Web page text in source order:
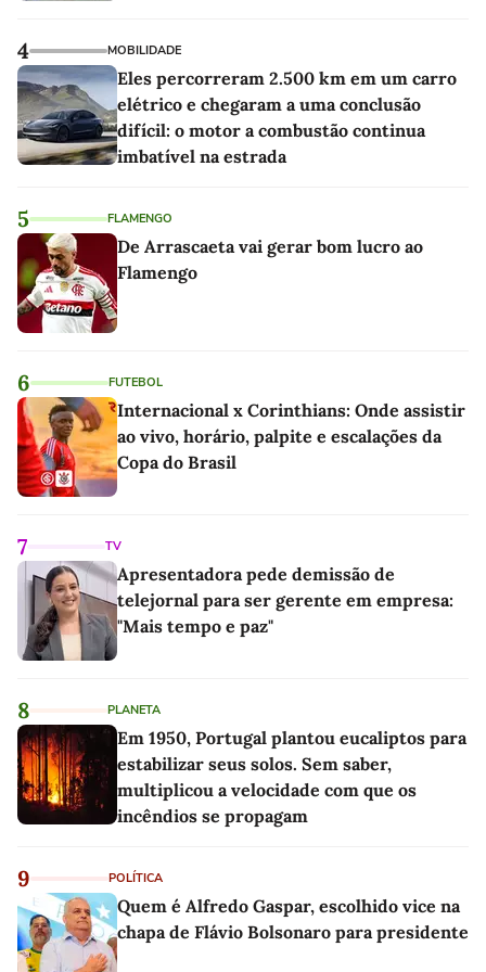
4 MOBILIDADE
Eles percorreram 2.500 km em um carro
elétrico e chegaram a uma conclusão
difícil: o motor a combustão continua
imbatível na estrada
5 FLAMENGO
De Arrascaeta vai gerar bom lucro ao
Flamengo
6 FUTEBOL
Internacional x Corinthians: Onde assistir
ao vivo, horário, palpite e escalações da
Copa do Brasil
7 TV
Apresentadora pede demissão de
telejornal para ser gerente em empresa:
"Mais tempo e paz"
8 PLANETA
Em 1950, Portugal plantou eucaliptos para
estabilizar seus solos. Sem saber,
multiplicou a velocidade com que os
incêndios se propagam
9 POLÍTICA
Quem é Alfredo Gaspar, escolhido vice na
chapa de Flávio Bolsonaro para presidente